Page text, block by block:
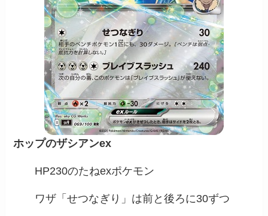
ホップのザシアンex
HP230のたねexポケモン
ワザ「せつなぎり」は前と後ろに30ずつ